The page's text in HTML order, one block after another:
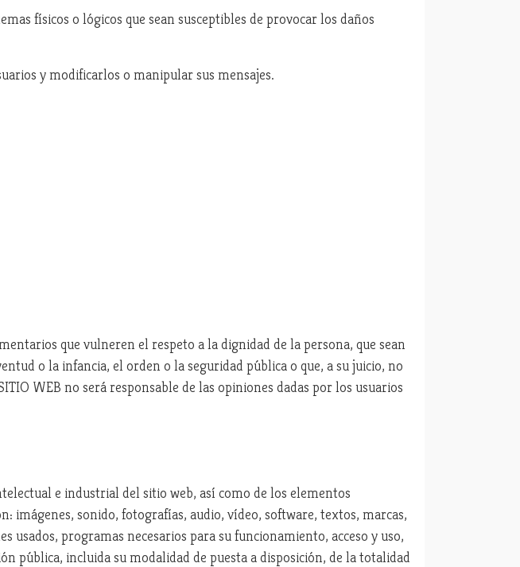
físicos o lógicos que sean susceptibles de provocar los daños
y modificarlos o manipular sus mensajes.
que vulneren el respeto a la dignidad de la persona, que sean
o la infancia, el orden o la seguridad pública o que, a su juicio, no
WEB no será responsable de las opiniones dadas por los usuarios
e industrial del sitio web, así como de los elementos
sonido, fotografías, audio, vídeo, software, textos, marcas,
programas necesarios para su funcionamiento, acceso y uso,
pública, incluida su modalidad de puesta a disposición, de la totalidad